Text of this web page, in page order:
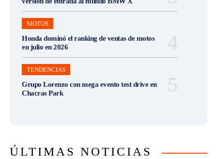
MOTOS
Honda dominó el ranking de ventas de motos
en julio en 2026
TENDENCIAS
Grupo Lorenzo con mega evento test drive en
Chacras Park
ÚLTIMAS NOTICIAS